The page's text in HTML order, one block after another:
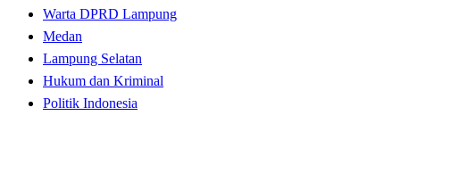
Warta DPRD Lampung
Medan
Lampung Selatan
Hukum dan Kriminal
Politik Indonesia